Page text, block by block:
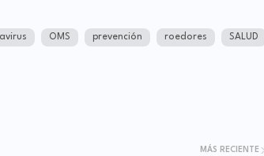
OMS prevención roedores SALUD
MÁS RECIENTE